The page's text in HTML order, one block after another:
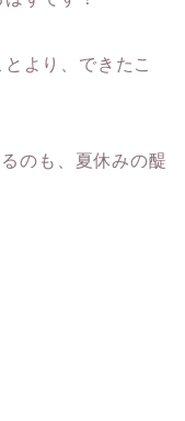
より、できたこ
のも、夏休みの醍